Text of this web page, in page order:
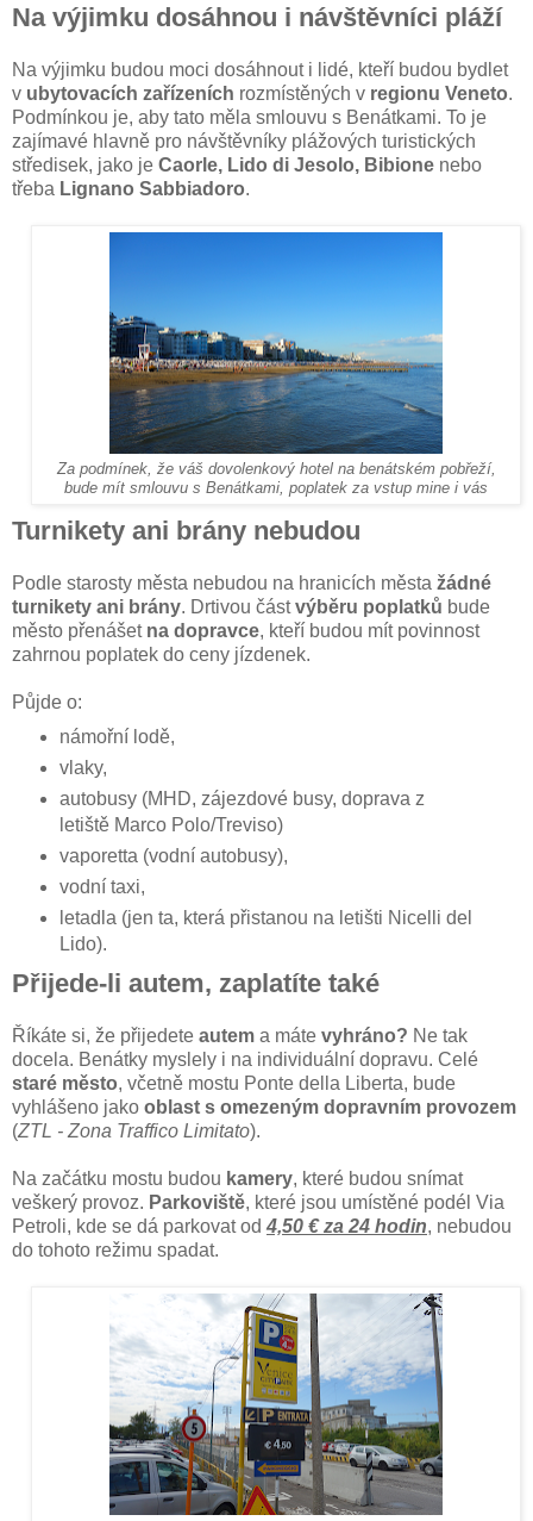
Na výjimku dosáhnou i návštěvníci pláží
Na výjimku budou moci dosáhnout i lidé, kteří budou bydlet
v ubytovacích zařízeních rozmístěných v regionu Veneto.
Podmínkou je, aby tato měla smlouvu s Benátkami. To je
zajímavé hlavně pro návštěvníky plážových turistických
středisek, jako je Caorle, Lido di Jesolo, Bibione nebo
třeba Lignano Sabbiadoro.
Za podmínek, že váš dovolenkový hotel na benátském pobřeží,
bude mít smlouvu s Benátkami, poplatek za vstup mine i vás
Turnikety ani brány nebudou
Podle starosty města nebudou na hranicích města žádné
turnikety ani brány. Drtivou částvýběru poplatků bude
město přenášet na dopravce, kteří budou mít povinnost
zahrnou poplatek do ceny jízdenek.
Půjde o:
námořní lodě,
vlaky,
autobusy (MHD, zájezdové busy, doprava z
letiště Marco Polo/Treviso)
vaporetta (vodní autobusy),
vodní taxi,
letadla (jen ta, která přistanou na letišti Nicelli del
Lido).
Přijede-li autem, zaplatíte také
Říkáte si, že přijedete autem a máte vyhráno? Ne tak
docela. Benátky myslely i na individuální dopravu. Celé
staré město, včetně mostu Ponte della Liberta, bude
vyhlášeno jako oblast s omezeným dopravním provozem
(ZTL - Zona Traffico Limitato).
Na začátku mostu budou kamery, které budou snímat
veškerý provoz. Parkoviště, které jsou umístěné podél Via
Petroli, kde se dá parkovat od 4,50 € za 24 hodin, nebudou
do tohoto režimu spadat.